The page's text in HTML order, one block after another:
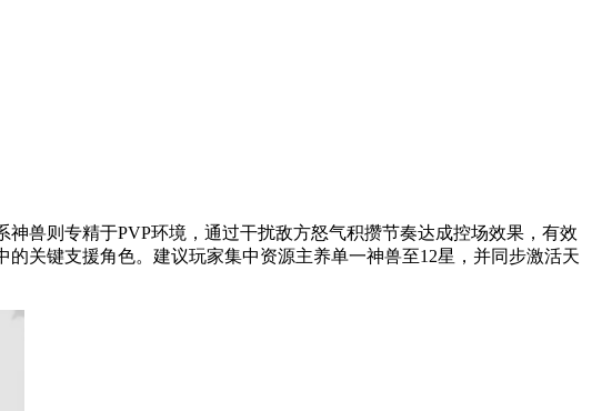
兽则专精于PVP环境，通过干扰敌方怒气积攒节奏达成控场效果，有效
关键支援角色。建议玩家集中资源主养单一神兽至12星，并同步激活天